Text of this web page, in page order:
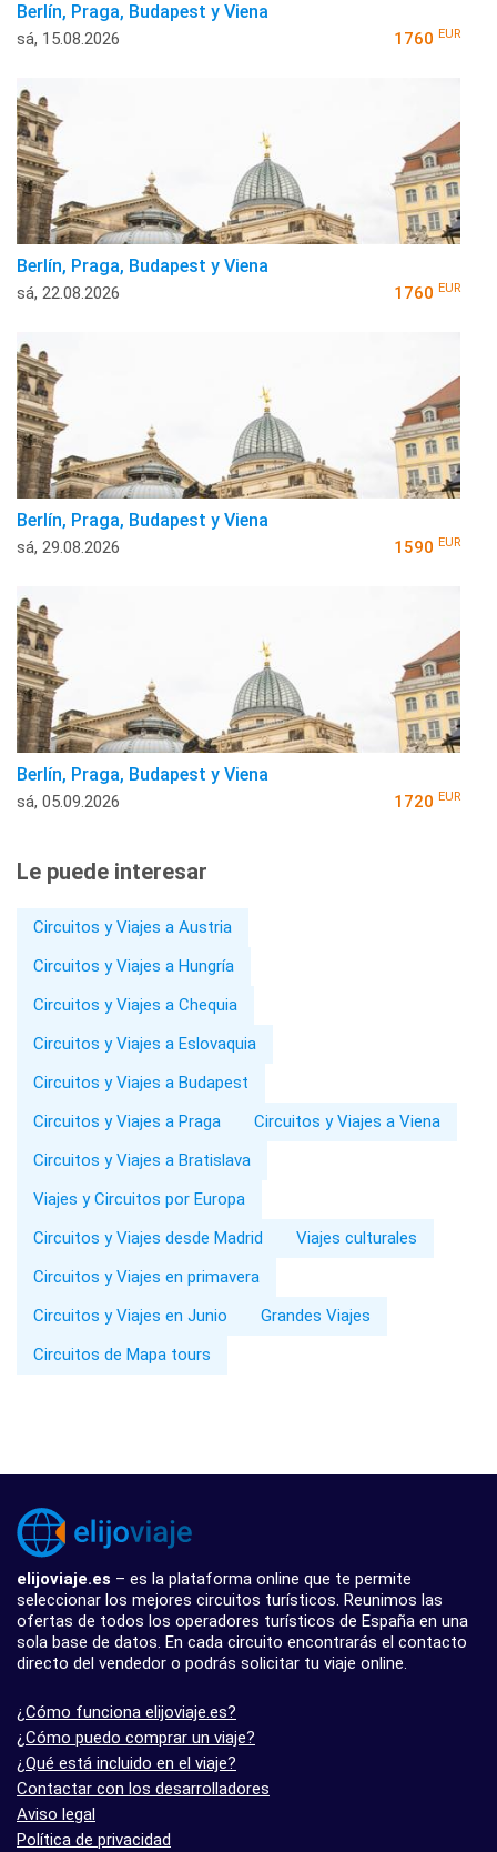
Berlín, Praga, Budapest y Viena
sá, 15.08.2026 1760 EUR
Berlín, Praga, Budapest y Viena
sá, 22.08.2026 1760 EUR
Berlín, Praga, Budapest y Viena
sá, 29.08.2026 1590 EUR
Berlín, Praga, Budapest y Viena
sá, 05.09.2026 1720 EUR
Le puede interesar
Circuitos y Viajes a Austria
Circuitos y Viajes a Hungría
Circuitos y Viajes a Chequia
Circuitos y Viajes a Eslovaquia
Circuitos y Viajes a Budapest
Circuitos y Viajes a Praga
Circuitos y Viajes a Viena
Circuitos y Viajes a Bratislava
Viajes y Circuitos por Europa
Circuitos y Viajes desde Madrid
Viajes culturales
Circuitos y Viajes en primavera
Circuitos y Viajes en Junio
Grandes Viajes
Circuitos de Mapa tours
elijoviaje.es – es la plataforma online que te permite
seleccionar los mejores circuitos turísticos. Reunimos las
ofertas de todos los operadores turísticos de España en una
sola base de datos. En cada circuito encontrarás el contacto
directo del vendedor o podrás solicitar tu viaje online.
¿Cómo funciona elijoviaje.es?
¿Cómo puedo comprar un viaje?
¿Qué está incluido en el viaje?
Contactar con los desarrolladores
Aviso legal
Política de privacidad